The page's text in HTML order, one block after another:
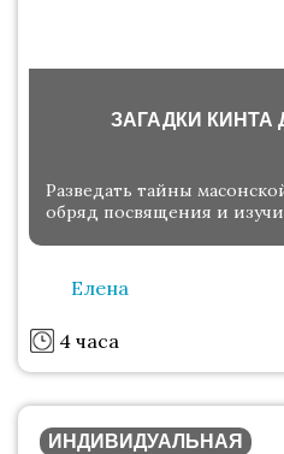
ЗАГАДКИ КИНТА
Разведать тайны
обряд посвящения и
Елена
4 часа
ИНДИВИДУАЛЬНАЯ